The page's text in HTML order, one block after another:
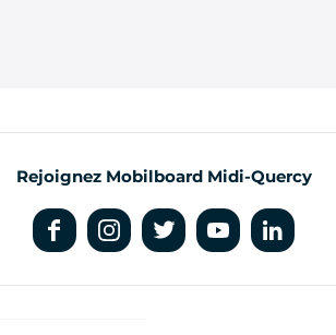
Rejoignez Mobilboard Midi-Quercy